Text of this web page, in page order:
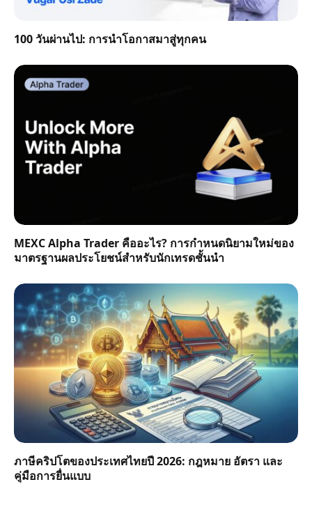
100 วันผ่านไป: การนำโอกาสมาสู่ทุกคน
MEXC Alpha Trader คืออะไร? การกำหนดนิยามใหม่ของ
มาตรฐานผลประโยชน์สำหรับนักเทรดชั้นนำ
ภาษีคริปโตของประเทศไทยปี 2026: กฎหมาย อัตรา และ
คู่มือการยื่นแบบ